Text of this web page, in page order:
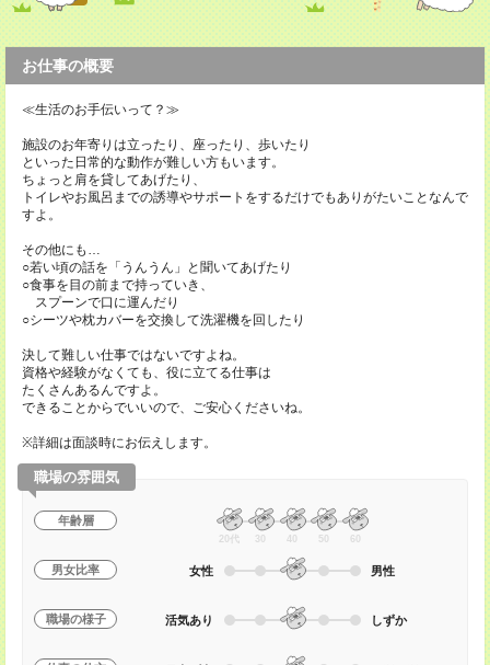
お仕事の概要
≪生活のお手伝いって？≫
施設のお年寄りは立ったり、座ったり、歩いたり
といった日常的な動作が難しい方もいます。
ちょっと肩を貸してあげたり、
トイレやお風呂までの誘導やサポートをするだけでもありがたいことなんで
すよ。
その他にも…
○若い頃の話を「うんうん」と聞いてあげたり
○食事を目の前まで持っていき、
スプーンで口に運んだり
○シーツや枕カバーを交換して洗濯機を回したり
決して難しい仕事ではないですよね。
資格や経験がなくても、役に立てる仕事は
たくさんあるんですよ。
できることからでいいので、ご安心くださいね。
※詳細は面談時にお伝えします。
職場の雰囲気
年齢層
20代 30 40 50 60
男女比率 女性 男性
職場の様子 活気あり しずか